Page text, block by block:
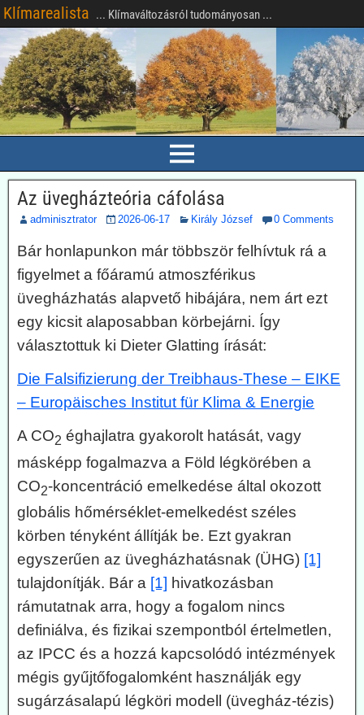
Klímarealista ... Klímaváltozásról tudományosan ...
Az üvegházteória cáfolása
adminisztrator 2026-06-17 Király József 0 Comments
Bár honlapunkon már többször felhívtuk rá a
figyelmet a főáramú atmoszférikus
üvegházhatás alapvető hibájára, nem árt ezt
egy kicsit alaposabban körbejárni. Így
választottuk ki Dieter Glatting írását:
Die Falsifizierung der Treibhaus-These – EIKE
– Europäisches Institut für Klima & Energie
A CO2 éghajlatra gyakorolt hatását, vagy
másképp fogalmazva a Föld légkörében a
CO2-koncentráció emelkedése által okozott
globális hőmérséklet-emelkedést széles
körben tényként állítják be. Ezt gyakran
egyszerűen az üvegházhatásnak (ÜHG) [1]
tulajdonítják. Bár a [1] hivatkozásban
rámutatnak arra, hogy a fogalom nincs
definiálva, és fizikai szempontból értelmetlen,
az IPCC és a hozzá kapcsolódó intézmények
mégis gyűjtőfogalomként használják egy
sugárzásalapú légköri modell (üvegház-tézis)